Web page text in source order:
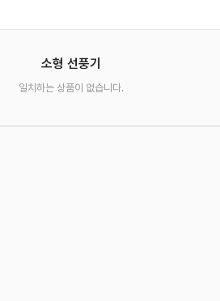
소형 선풍기
일치하는 상품이 없습니다.